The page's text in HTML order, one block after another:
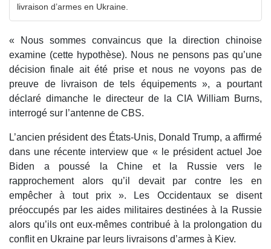
livraison d’armes en Ukraine.
« Nous sommes convaincus que la direction chinoise
examine (cette hypothèse). Nous ne pensons pas qu’une
décision finale ait été prise et nous ne voyons pas de
preuve de livraison de tels équipements », a pourtant
déclaré dimanche le directeur de la CIA William Burns,
interrogé sur l’antenne de CBS.
L’ancien président des États-Unis, Donald Trump, a affirmé
dans une récente interview que « le président actuel Joe
Biden a poussé la Chine et la Russie vers le
rapprochement alors qu’il devait par contre les en
empêcher à tout prix ». Les Occidentaux se disent
préoccupés par les aides militaires destinées à la Russie
alors qu’ils ont eux-mêmes contribué à la prolongation du
conflit en Ukraine par leurs livraisons d’armes à Kiev.